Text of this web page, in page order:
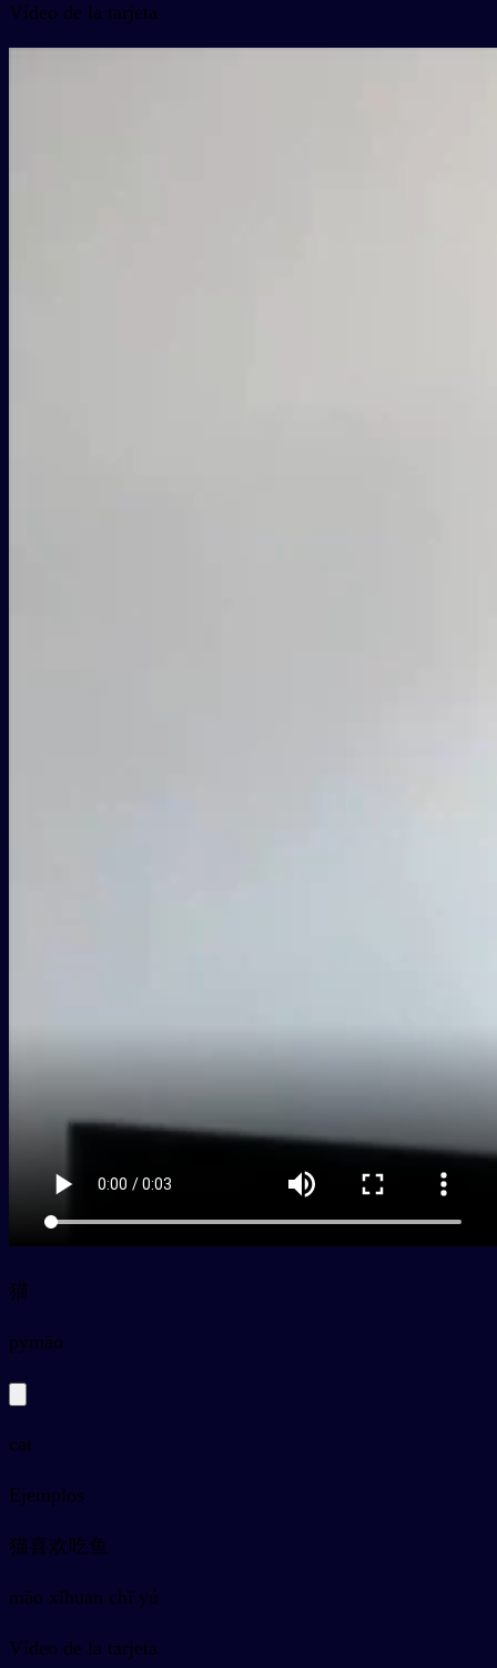
Vídeo de la tarjeta
猫
pymāo
cat
Ejemplos
猫喜欢吃鱼
māo xǐhuan chī yú
Vídeo de la tarjeta